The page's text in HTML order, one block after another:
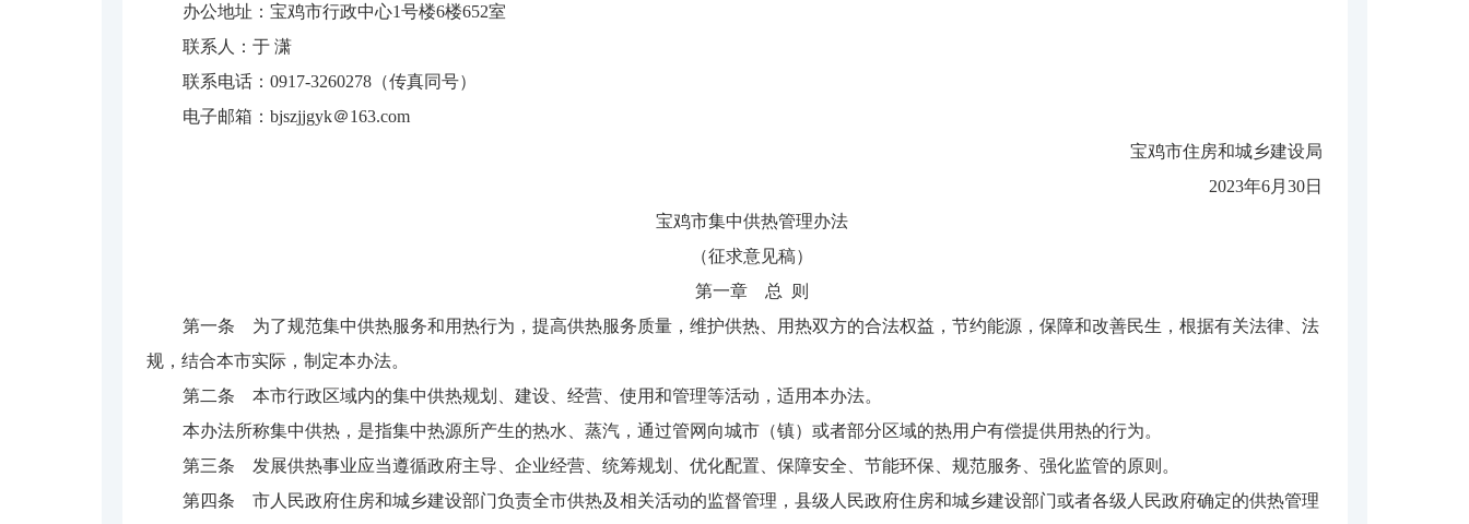
办公地址：宝鸡市行政中心1号楼6楼652室
联系人：于 潇
联系电话：0917-3260278（传真同号）
电子邮箱：bjszjjgyk＠163.com
宝鸡市住房和城乡建设局
2023年6月30日
宝鸡市集中供热管理办法
（征求意见稿）
第一章 总 则
第一条 为了规范集中供热服务和用热行为，提高供热服务质量，维护供热、用热双方的合法权益，节约能源，保障和改善民生，根据有关法律、法
规，结合本市实际，制定本办法。
第二条 本市行政区域内的集中供热规划、建设、经营、使用和管理等活动，适用本办法。
本办法所称集中供热，是指集中热源所产生的热水、蒸汽，通过管网向城市（镇）或者部分区域的热用户有偿提供用热的行为。
第三条 发展供热事业应当遵循政府主导、企业经营、统筹规划、优化配置、保障安全、节能环保、规范服务、强化监管的原则。
第四条 市人民政府住房和城乡建设部门负责全市供热及相关活动的监督管理，县级人民政府住房和城乡建设部门或者各级人民政府确定的供热管理